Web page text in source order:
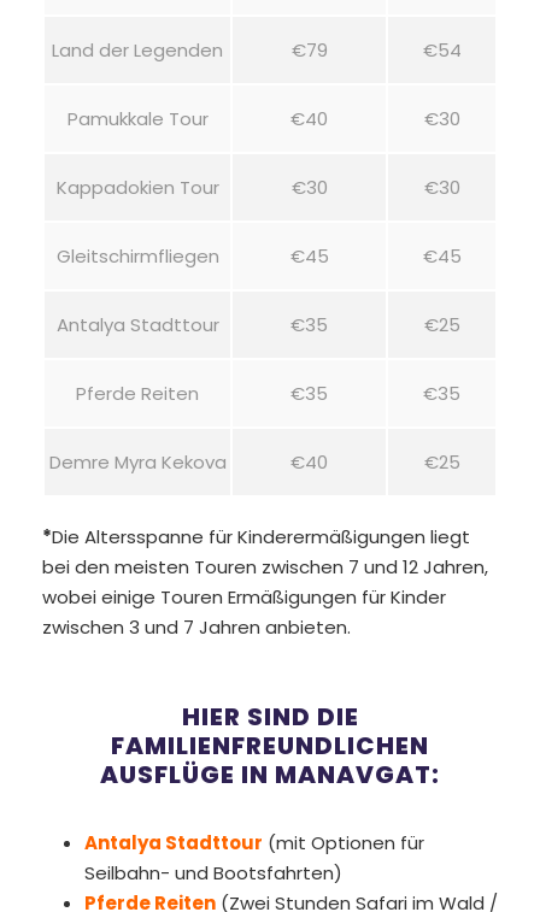
Land der Legenden €79 €54
Pamukkale Tour €40 €30
Kappadokien Tour €30 €30
Gleitschirmfliegen €45 €45
Antalya Stadttour €35 €25
Pferde Reiten €35 €35
Demre Myra Kekova €40 €25
*Die Altersspanne für Kinderermäßigungen liegt
bei den meisten Touren zwischen 7 und 12 Jahren,
wobei einige Touren Ermäßigungen für Kinder
zwischen 3 und 7 Jahren anbieten.
HIER SIND DIE
FAMILIENFREUNDLICHEN
AUSFLÜGE IN MANAVGAT:
Antalya Stadttour (mit Optionen für
Seilbahn- und Bootsfahrten)
Pferde Reiten (Zwei Stunden Safari im Wald /